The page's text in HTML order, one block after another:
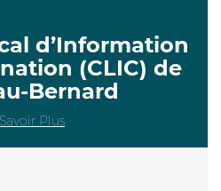
d’Information
(CLIC) de
Bernard
Plus